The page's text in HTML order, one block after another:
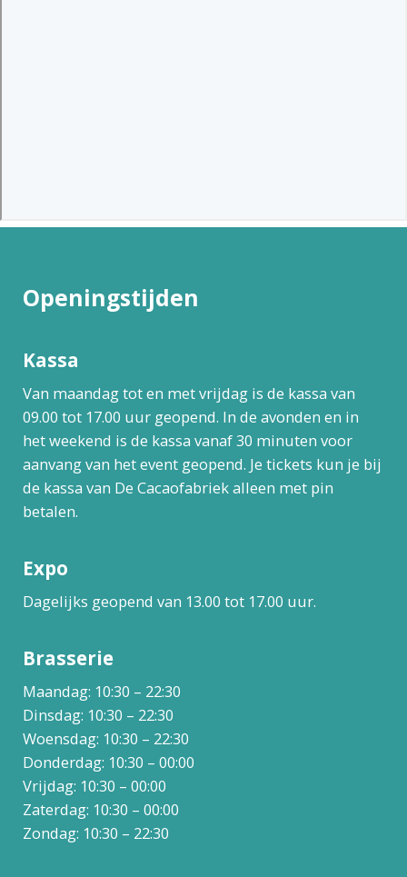
Openingstijden
Kassa
Van maandag tot en met vrijdag is de kassa van
09.00 tot 17.00 uur geopend. In de avonden en in
het weekend is de kassa vanaf 30 minuten voor
aanvang van het event geopend. Je tickets kun je bij
de kassa van De Cacaofabriek alleen met pin
betalen.
Expo
Dagelijks geopend van 13.00 tot 17.00 uur.
Brasserie
Maandag: 10:30 – 22:30
Dinsdag: 10:30 – 22:30
Woensdag: 10:30 – 22:30
Donderdag: 10:30 – 00:00
Vrijdag: 10:30 – 00:00
Zaterdag: 10:30 – 00:00
Zondag: 10:30 – 22:30